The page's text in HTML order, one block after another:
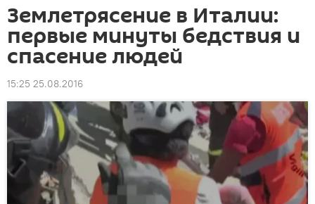
Землетрясение в Италии:
первые минуты бедствия и
спасение людей
15:25 25.08.2016